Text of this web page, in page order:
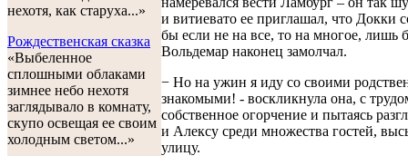
нехотя, как старуха...»
Рождественская сказка
«Выбеленное
сплошными облаками
зимнее небо нехотя
заглядывало в комнату,
скупо освещая ее своим
холодным светом...»
и витиевато ее приглашал, что Докки
бы если не на все, то на многое, лишь
Вольдемар наконец замолчал.
− Но на ужин я иду со своими
знакомыми! - воскликнула она, с
собственное огорчение и пытаясь
и Алексу среди множества гостей,
улицу.